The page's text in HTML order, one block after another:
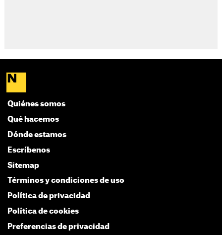
Quiénes somos
Qué hacemos
Dónde estamos
Escríbenos
Sitemap
Términos y condiciones de uso
Política de privacidad
Política de cookies
Preferencias de privacidad